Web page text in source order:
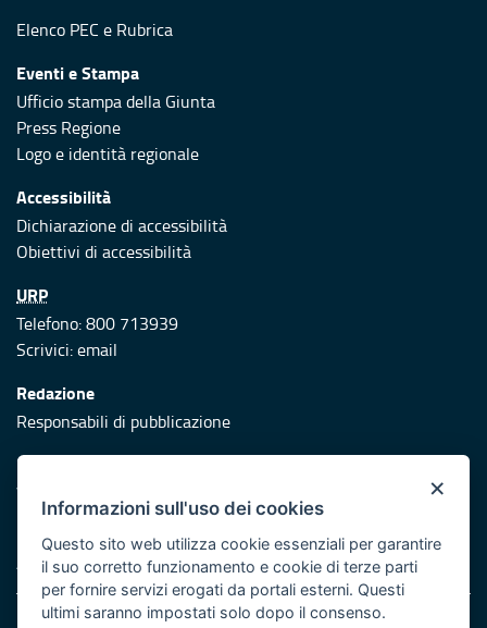
Elenco PEC e Rubrica
Eventi e Stampa
Ufficio stampa della Giunta
Press Regione
Logo e identità regionale
Accessibilità
Dichiarazione di accessibilità
Obiettivi di accessibilità
URP
Telefono: 800 713939
Scrivici:email
Redazione
Responsabili di pubblicazione
Protezione civile
Vai al sito di Protezione Civile Puglia
Iniziativa finanziata con risorse del POR Puglia 2014/2020 -
Asse XI
×
Informazioni sull'uso dei cookies
Questo sito web utilizza cookie essenziali per garantire
il suo corretto funzionamento e cookie di terze parti
per fornire servizi erogati da portali esterni. Questi
ultimi saranno impostati solo dopo il consenso.